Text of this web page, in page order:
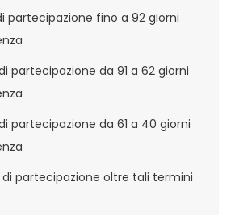
partecipazione fino a 92 gIorni
partecipazione da 91 a 62 giorni
partecipazione da 61 a 40 giorni
di partecipazione oltre tali termini